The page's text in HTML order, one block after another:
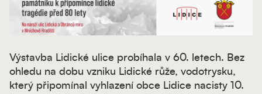
Výstavba Lidické ulice probíhala v 60. letech. Bez
ohledu na dobu vzniku Lidické růže, vodotrysku,
který připomínal vyhlazení obce Lidice nacisty 10.